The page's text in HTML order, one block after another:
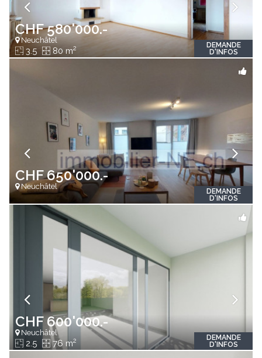
CHF 580'000.-
Neuchâtel
3.5 80 m2
DEMANDE
D'INFOS
CHF 650'000.-
Neuchâtel
DEMANDE
D'INFOS
CHF 600'000.-
Neuchâtel
2.5 76 m2
DEMANDE
D'INFOS